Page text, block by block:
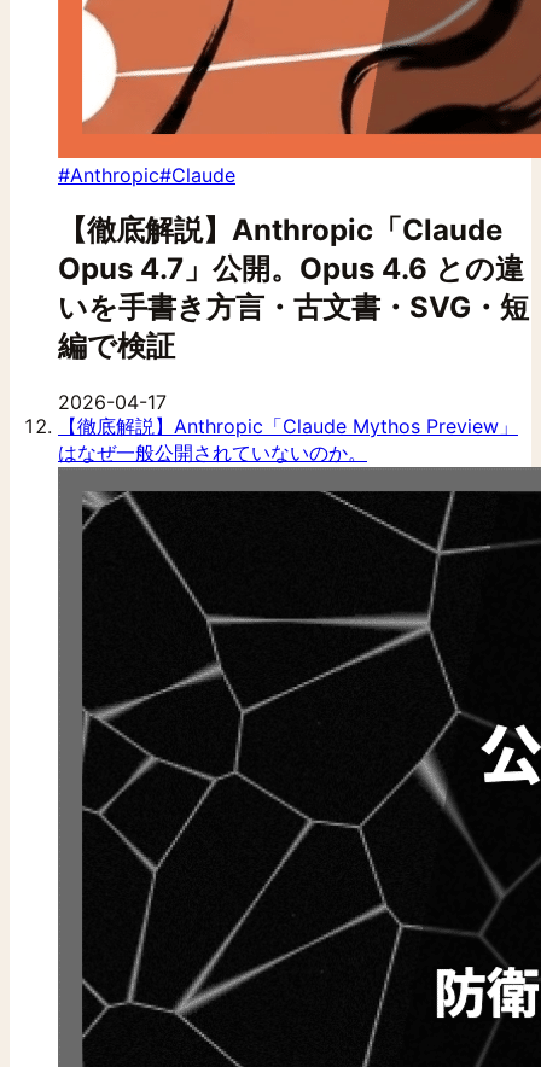
#Anthropic#Claude
【徹底解説】Anthropic「Claude
Opus 4.7」公開。Opus 4.6 との違
いを手書き方言・古文書・SVG・短
編で検証
2026-04-17
【徹底解説】Anthropic「Claude Mythos Preview」
はなぜ一般公開されていないのか。